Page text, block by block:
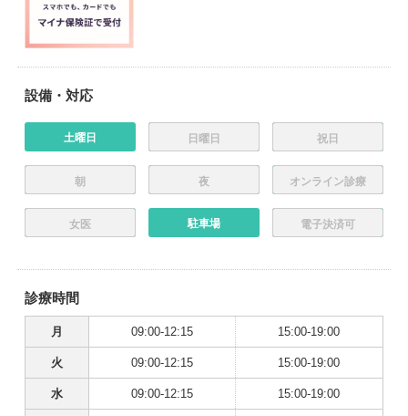
設備・対応
土曜日 日曜日 祝日
朝 夜 オンライン診療
女医 駐車場 電子決済可
診療時間
月 09:00-12:15 15:00-19:00
火 09:00-12:15 15:00-19:00
水 09:00-12:15 15:00-19:00